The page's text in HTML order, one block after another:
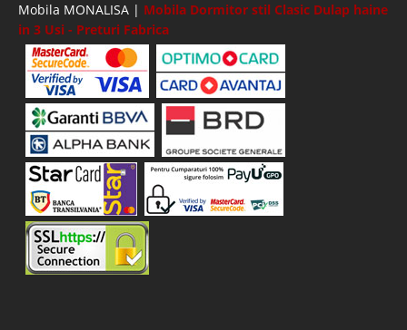
Mobila MONALISA | Mobila Dormitor stil Clasic Dulap haine
in 3 Usi - Preturi Fabrica